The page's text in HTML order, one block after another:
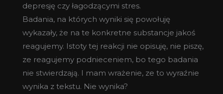
depresję czy łagodzącymi stres.
Badania, na których wyniki się powołuję
wykazały, że na te konkretne substancje jakoś
reagujemy. Istoty tej reakcji nie opisuję, nie piszę,
ze reagujemy podnieceniem, bo tego badania
nie stwierdzają. I mam wrażenie, ze to wyraźnie
wynika z tekstu. Nie wynika?